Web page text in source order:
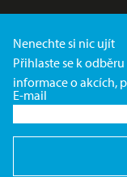
Nenechte si nic ujít
Přihlaste se k
informace o akcích,
E-mail